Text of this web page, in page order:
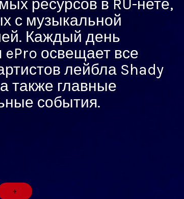
ресурсов в RU-нете,
с музыкальной
Каждый день
ePro освещает все
лейбла Shady
также главные
события.
+